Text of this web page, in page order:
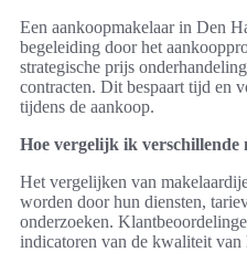
Een aankoopmakelaar in Den
begeleiding door het
strategische prijs
contracten. Dit bespaart tijd en
tijdens de aankoop.
Hoe vergelijk ik verschillende
Het vergelijken van
worden door hun diensten,
onderzoeken.
indicatoren van de kwaliteit van